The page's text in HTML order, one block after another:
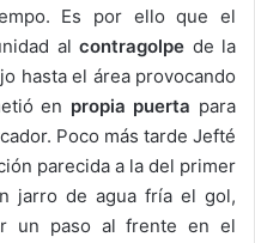
Es por ello que el
alcontragolpe de la
hasta el área provocando
en propia puerta para
Poco más tarde Jefté
parecida a la del primer
jarro de agua fría el gol,
un paso al frente en el